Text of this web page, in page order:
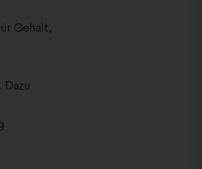
Gehalt,